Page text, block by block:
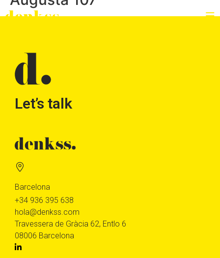
Let’s talk
Barcelona
+34 936 395 638
hola@denkss.com
Travessera de Gràcia 62, Entlo 6
08006 Barcelona